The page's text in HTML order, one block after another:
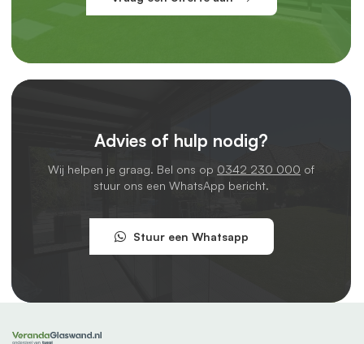
Advies of hulp nodig?
Wij helpen je graag. Bel ons op 0342 230 000 of
stuur ons een WhatsApp bericht.
Stuur een Whatsapp